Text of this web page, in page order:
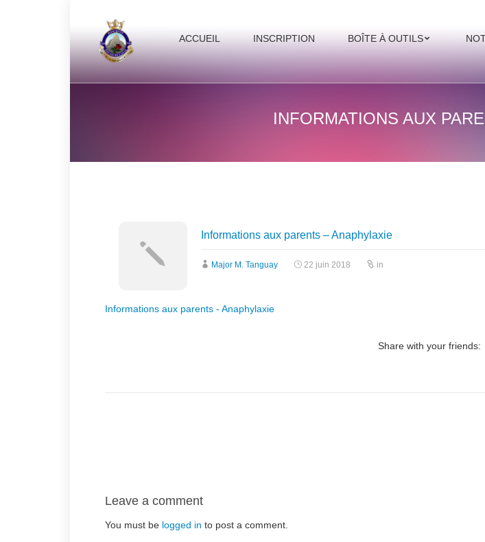
ACCUEIL INSCRIPTION BOÎTE À OUTILS
INFORMATIONS AUX
Informations aux parents – Anaphylaxie
Major M. Tanguay 22 juin 2018 in
Informations aux parents - Anaphylaxie
Share with your friends:
Leave a comment
You must be logged in to post a comment.